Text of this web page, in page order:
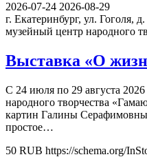
2026-07-24 2026-08-29
г. Екатеринбург, ул. Гоголя,
музейный центр народного
Выставка «О
С 24 июля по 29 августа
народного творчества
картин Галины
простое…
50 RUB https://schema.org/